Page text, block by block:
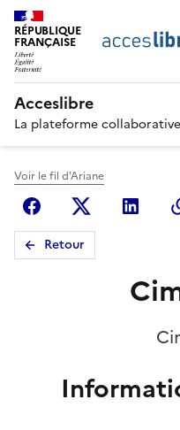
RÉPUBLIQUE
FRANÇAISE
Acceslibre
La plateforme
Voir le fil d'Ariane
FacebookX
Retour